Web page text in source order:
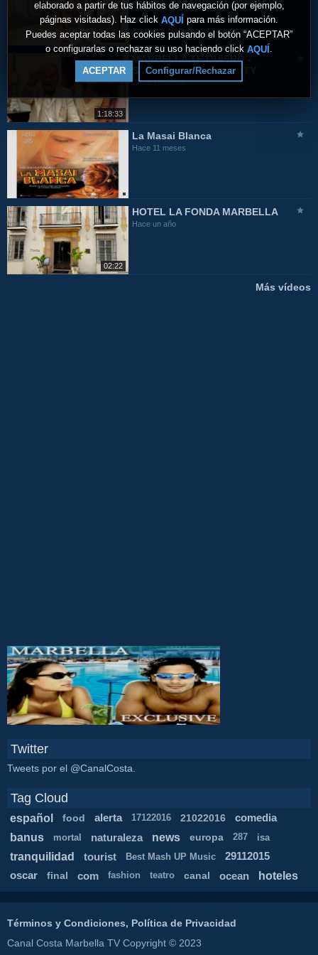
elaborado a partir de tus hábitos de navegación (por ejemplo,
páginas visitadas). Haz click AQUÍ para más información.
Puedes aceptar todas las cookies pulsando el botón “ACEPTAR”
o configurarlas o rechazar su uso haciendo click AQUÍ
ACEPTAR Configurar/Rechazar
09:05
Hace 11 meses
1:18:33
MARBELLA TE QUIERO -
SABRINA HAIR & BEAUTY
Hace 11 meses
La Masai Blanca
Hace 11 meses
02:22
HOTEL LA FONDA MARBELLA
Hace un año
Más vídeos
Twitter
Tweets por el @CanalCosta.
Tag Cloud
español food alerta 17122016 21022016 comedia
banus mortal naturaleza news europa 287 isa
tranquilidad tourist Best Mash UP Music
29112015
oscar
final com fashion teatro canal ocean hoteles
Términos y Condiciones, Política de Privacidad
Canal Costa Marbella TV Copyright © 2023